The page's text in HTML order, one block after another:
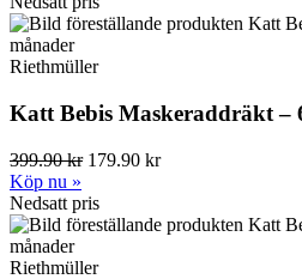
Riethmüller
Katt Bebis Maskeraddräkt –
399.90 kr179.90 kr
Köp nu »
Nedsatt pris
Riethmüller